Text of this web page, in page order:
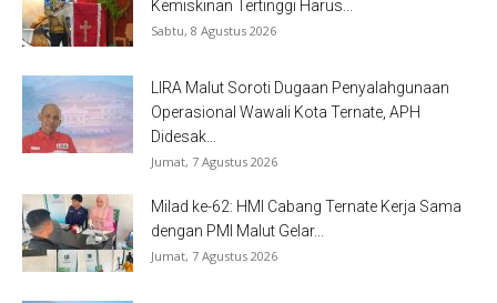
Kemiskinan Tertinggi Harus...
Sabtu, 8 Agustus 2026
LIRA Malut Soroti Dugaan Penyalahgunaan
Operasional Wawali Kota Ternate, APH
Didesak...
Jumat, 7 Agustus 2026
Milad ke-62: HMI Cabang Ternate Kerja Sama
dengan PMI Malut Gelar...
Jumat, 7 Agustus 2026